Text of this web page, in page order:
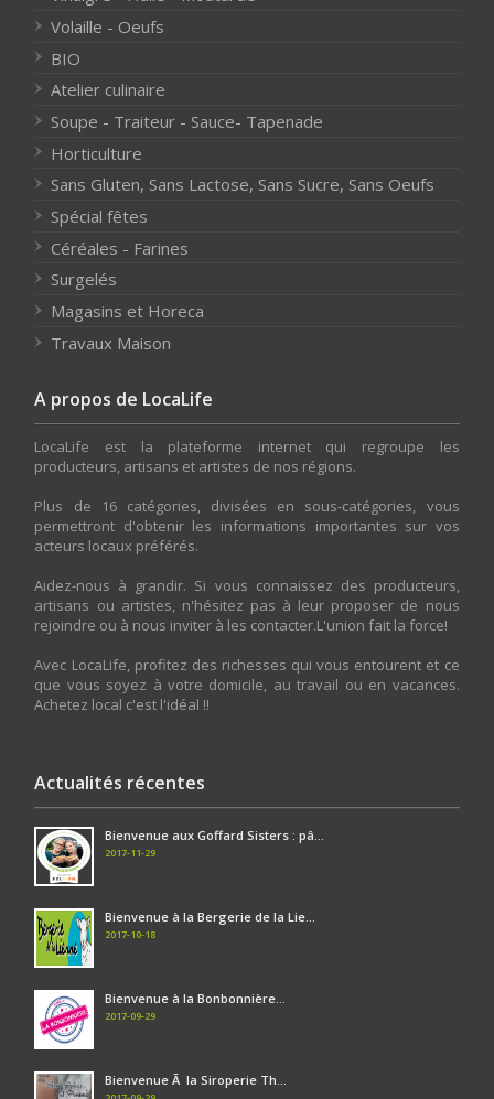
Volaille - Oeufs
BIO
Atelier culinaire
Soupe - Traiteur - Sauce- Tapenade
Horticulture
Sans Gluten, Sans Lactose, Sans Sucre, Sans Oeufs
Spécial fêtes
Céréales - Farines
Surgelés
Magasins et Horeca
Travaux Maison
A propos de LocaLife
LocaLife est la plateforme internet qui regroupe les
producteurs, artisans et artistes de nos régions.
Plus de 16 catégories, divisées en sous-catégories, vous
permettront d'obtenir les informations importantes sur vos
acteurs locaux préférés.
Aidez-nous à grandir. Si vous connaissez des producteurs,
artisans ou artistes, n'hésitez pas à leur proposer de nous
rejoindre ou à nous inviter à les contacter.L'union fait la force!
Avec LocaLife, profitez des richesses qui vous entourent et ce
que vous soyez à votre domicile, au travail ou en vacances.
Achetez local c'est l'idéal !!
Actualités récentes
Bienvenue aux Goffard Sisters : pâ...
2017-11-29
Bienvenue à la Bergerie de la Lie...
2017-10-18
Bienvenue à la Bonbonnière...
2017-09-29
Bienvenue Ã la Siroperie Th...